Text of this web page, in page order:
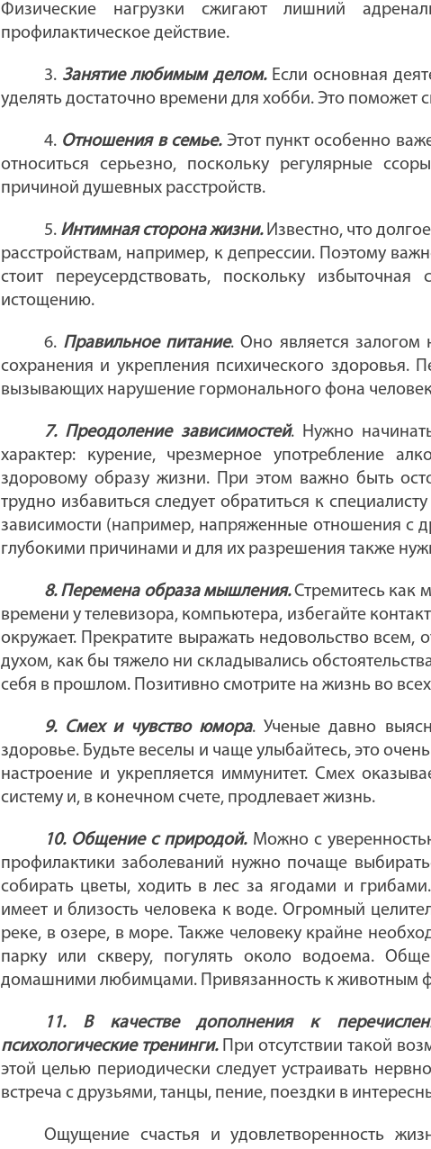
Физические нагрузки сжигают лишний
профилактическое действие.
3. Занятие любимым делом.Если основная
уделять достаточно времени для хобби. Это поможет
4. Отношения в семье.Этот пункт особенно
относиться серьезно, поскольку регулярные
причиной душевных расстройств.
5. Интимная сторона жизни.Известно, что
расстройствам, например, к депрессии. Поэтому
стоит переусердствовать, поскольку
истощению.
6. Правильное питание. Оно является залогом
сохранения и укрепления психического здоровья.
вызывающих нарушение гормонального фона
7. Преодоление зависимостей.Нужно
характер: курение, чрезмерное употребление
здоровому образу жизни. При этом важно быть
трудно избавиться следует обратиться к
зависимости (например, напряженные отношения с
глубокими причинами и для их разрешения также
8. Перемена образа мышления.Стремитесь как
времени у телевизора, компьютера, избегайте
окружает. Прекратите выражать недовольство всем,
духом, как бы тяжело ни складывались
себя в прошлом. Позитивно смотрите на жизнь во
9. Смех и чувство юмора. Ученые давно
здоровье. Будьте веселы и чаще улыбайтесь, это
настроение и укрепляется иммунитет. Смех
систему и, в конечном счете, продлевает жизнь.
10. Общение с природой.Можно с
профилактики заболеваний нужно почаще
собирать цветы, ходить в лес за ягодами и
имеет и близость человека к воде. Огромный
реке, в озере, в море. Также человеку крайне
парку или скверу, погулять около водоема.
домашними любимцами. Привязанность к животным
11. В качестве дополнения к
психологические тренинги.При отсутствии такой
этой целью периодически следует устраивать
встреча с друзьями, танцы, пение, поездки в
Ощущение счастья и удовлетворенность